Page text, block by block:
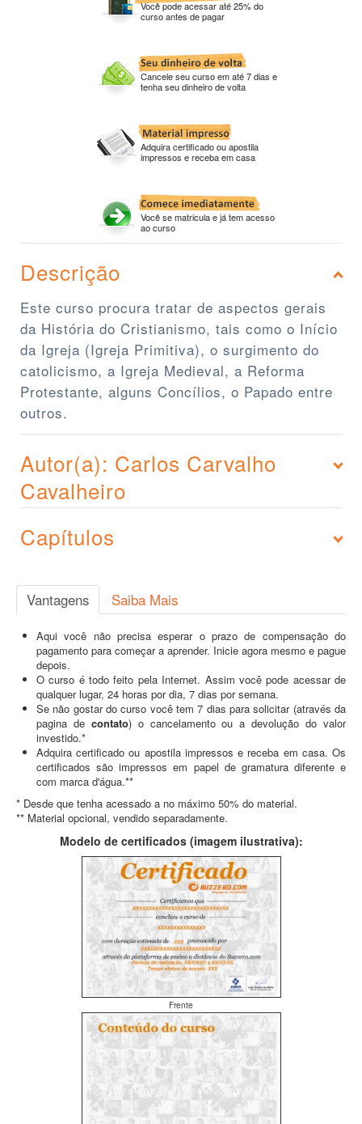
Você pode acessar até 25% do
curso antes de pagar
Cancele seu curso em até 7 dias e
tenha seu dinheiro de volta
Adquira certificado ou apostila
impressos e receba em casa
Você se matricula e já tem acesso
ao curso
Descrição
Este curso procura tratar de aspectos gerais
da História do Cristianismo, tais como o Início
da Igreja (Igreja Primitiva), o surgimento do
catolicismo, a Igreja Medieval, a Reforma
Protestante, alguns Concílios, o Papado entre
outros.
Autor(a): Carlos Carvalho
Cavalheiro
Capítulos
Vantagens Saiba Mais
Aqui você não precisa esperar o prazo de compensação do
pagamento para começar a aprender. Inicie agora mesmo e pague
depois.
O curso é todo feito pela Internet. Assim você pode acessar de
qualquer lugar, 24 horas por dia, 7 dias por semana.
Se não gostar do curso você tem 7 dias para solicitar (através da
pagina de contato) o cancelamento ou a devolução do valor
investido.*
Adquira certificado ou apostila impressos e receba em casa. Os
certificados são impressos em papel de gramatura diferente e
com marca d'água.**
* Desde que tenha acessado a no máximo 50% do material.
** Material opcional, vendido separadamente.
Modelo de certificados (imagem ilustrativa):
Frente